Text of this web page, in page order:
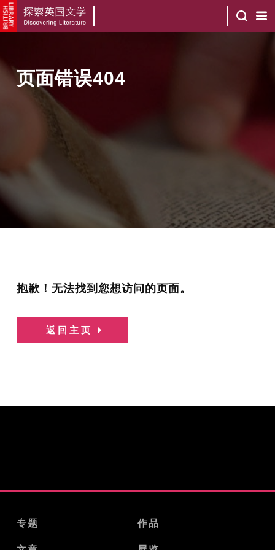
页面错误404
抱歉！无法找到您想访问的页面。
返回主页
专题 作品